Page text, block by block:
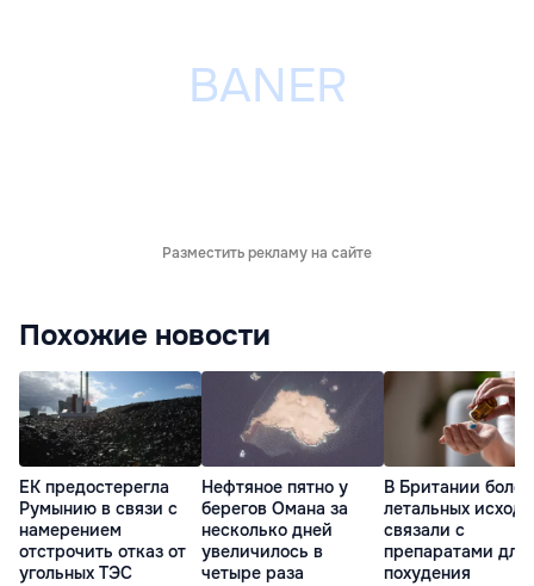
Разместить рекламу на сайте
Похожие новости
ЕК предостерегла
Румынию в связи с
намерением
отстрочить отказ от
угольных ТЭС
Нефтяное пятно у
берегов Омана за
несколько дней
увеличилось в
четыре раза
В Британии
летальных
связали с
препаратами для
похудения